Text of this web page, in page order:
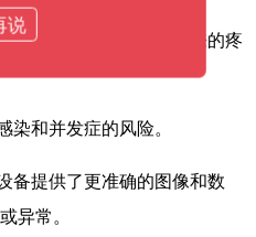
刺，避免了传统体检带来的疼
染和并发症的风险。
备提供了更准确的图像和数
异常。
说